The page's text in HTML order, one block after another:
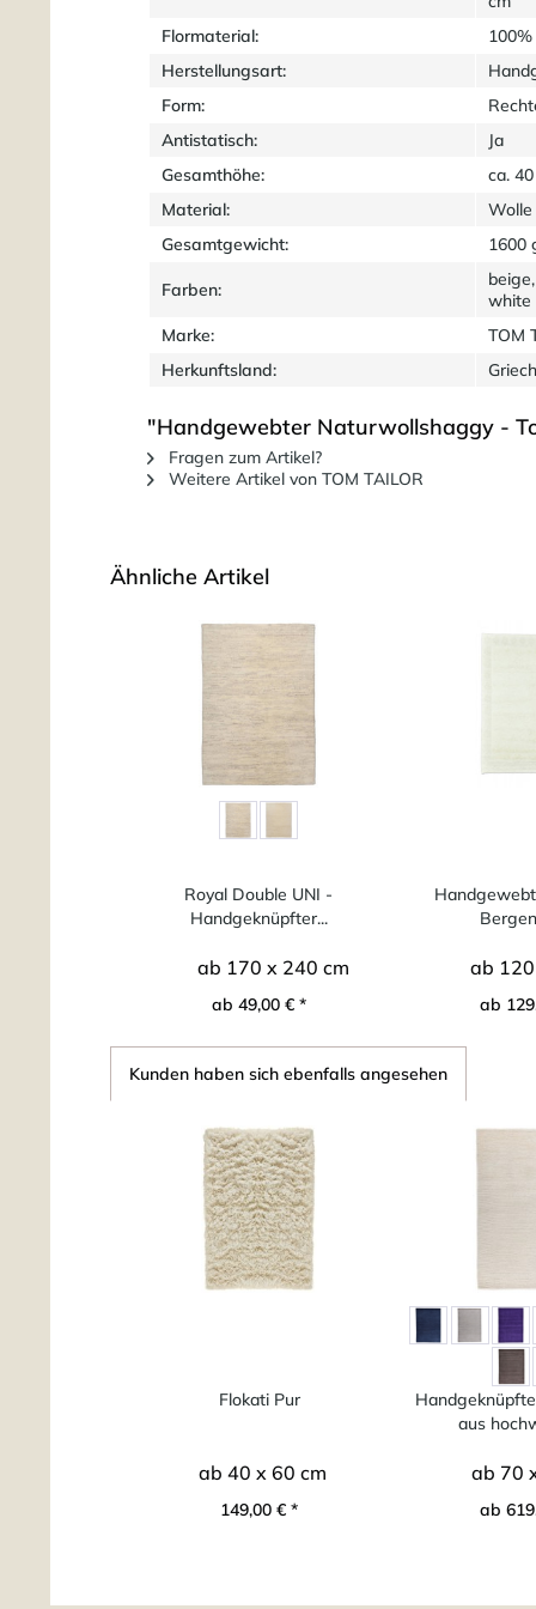
Flormaterial:
Herstellungsart:
Form:
Antistatisch:
Ja
Gesamthöhe:
ca.
Material:
Wolle
Gesamtgewicht:
1600
Farben:
white
Marke:
TOM
Herkunftsland:
"Handgewebter Naturwollshaggy -
Fragen zum Artikel?
Weitere Artikel von TOM TAILOR
Ähnliche Artikel
Royal Double UNI -
Handgeknüpfter...
ab 170 x 240 cm
ab 49,00 € *
ab
ab
Kunden haben sich ebenfalls angesehen
Flokati Pur
ab 40 x 60 cm
149,00 € *
aus
ab 70
ab